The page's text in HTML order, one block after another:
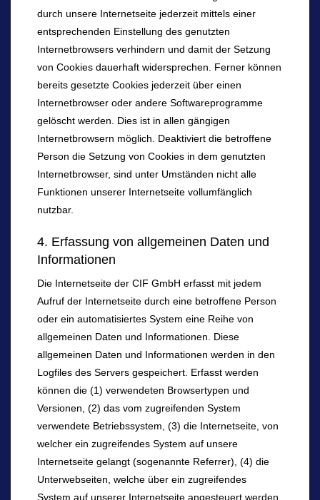
durch unsere Internetseite jederzeit mittels einer
entsprechenden Einstellung des genutzten
Internetbrowsers verhindern und damit der Setzung
von Cookies dauerhaft widersprechen. Ferner können
bereits gesetzte Cookies jederzeit über einen
Internetbrowser oder andere Softwareprogramme
gelöscht werden. Dies ist in allen gängigen
Internetbrowsern möglich. Deaktiviert die betroffene
Person die Setzung von Cookies in dem genutzten
Internetbrowser, sind unter Umständen nicht alle
Funktionen unserer Internetseite vollumfänglich
nutzbar.
4. Erfassung von allgemeinen Daten und
Informationen
Die Internetseite der CIF GmbH erfasst mit jedem
Aufruf der Internetseite durch eine betroffene Person
oder ein automatisiertes System eine Reihe von
allgemeinen Daten und Informationen. Diese
allgemeinen Daten und Informationen werden in den
Logfiles des Servers gespeichert. Erfasst werden
können die (1) verwendeten Browsertypen und
Versionen, (2) das vom zugreifenden System
verwendete Betriebssystem, (3) die Internetseite, von
welcher ein zugreifendes System auf unsere
Internetseite gelangt (sogenannte Referrer), (4) die
Unterwebseiten, welche über ein zugreifendes
System auf unserer Internetseite angesteuert werden,